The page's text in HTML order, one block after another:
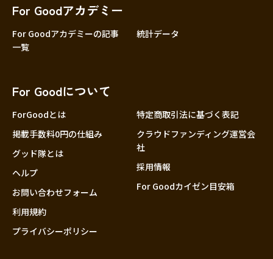
大分
For Goodアカデミー
For Goodアカデミーの記事
一覧
統計データ
For Goodについて
ForGoodとは
掲載手数料0円の仕組み
グッド隊とは
ヘルプ
お問い合わせフォーム
利用規約
プライバシーポリシー
特定商取引法に基づく表記
クラウドファンディング運営会
社
採用情報
For Goodカイゼン目安箱